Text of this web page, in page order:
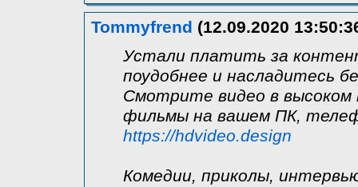
Tommyfrend (12.09.2020
Устали платить за
поудобнее и насладитесь
Смотрите видео в высоком
фильмы на вашем ПК,
https://hdvideo.design
Комедии, приколы,